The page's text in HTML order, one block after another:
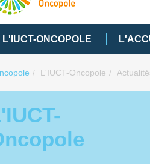
L'IUCT-ONCOPOLE
L'IUCT-Oncopole